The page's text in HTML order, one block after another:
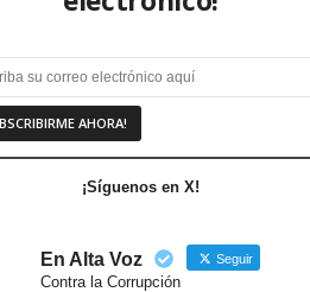
¡Síguenos en X!
En Alta Voz Seguir
Contra la Corrupción